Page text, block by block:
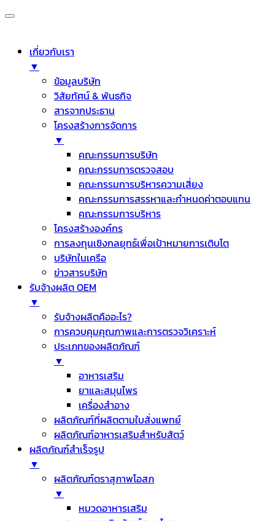
เกี่ยวกับเรา
▼
ข้อมูลบริษัท
วิสัยทัศน์ & พันธกิจ
สารจากประธาน
โครงสร้างการจัดการ
▼
คณะกรรมการบริษัท
คณะกรรมการตรวจสอบ
คณะกรรมการบริหารความเสี่ยง
คณะกรรมการสรรหาและกำหนดค่าตอบแทน
คณะกรรมการบริหาร
โครงสร้างองค์กร
การลงทุนเชิงกลยุทธ์เพื่อเป้าหมายการเติบโต
บริษัทในเครือ
ข่าวสารบริษัท
รับจ้างผลิต OEM
▼
รับจ้างผลิตคืออะไร?
การควบคุมคุณภาพและการตรวจวิเคราะห์
ประเภทของผลิตภัณฑ์
▼
อาหารเสริม
ยาและสมุนไพร
เครื่องสำอาง
ผลิตภัณฑ์ที่ผลิตตามใบสั่งแพทย์
ผลิตภัณฑ์อาหารเสริมสำหรับสัตว์
ผลิตภัณฑ์สำเร็จรูป
▼
ผลิตภัณฑ์ตราสุภาพโอสภ
▼
หมวดอาหารเสริม